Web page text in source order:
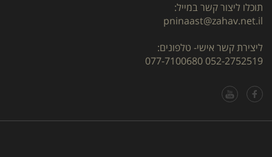
תוכלו ליצור קשר במייל:
pninaast@zahav.net.il
ליצירת קשר אישי- טלפונים:
052-2752519
077-7100680